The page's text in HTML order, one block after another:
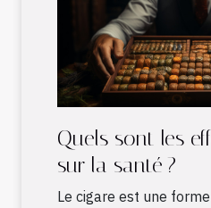
Quels sont les
sur la santé ?
Le cigare est une